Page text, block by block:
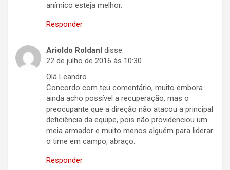
anímico esteja melhor.
Responder
Arioldo Roldanl disse:
22 de julho de 2016 às 10:30
Olá Leandro
Concordo com teu comentário, muito embora
ainda acho possível a recuperação, mas o
preocupante que a direção não atacou a principal
deficiência da equipe, pois não providenciou um
meia armador e muito menos alguém para liderar
o time em campo, abraço.
Responder